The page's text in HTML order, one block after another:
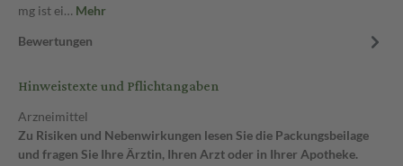
mg ist ei… Mehr
Bewertungen
Hinweistexte und Pflichtangaben
Arzneimittel
Zu Risiken und Nebenwirkungen lesen Sie die Packungsbeilage
und fragen Sie Ihre Ärztin, Ihren Arzt oder in Ihrer Apotheke.